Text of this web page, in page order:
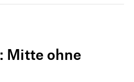
Mitte ohne